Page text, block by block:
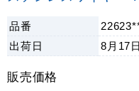
品番
出荷日 8月17日
販売価格